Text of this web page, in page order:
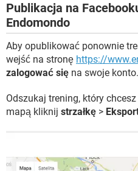
Publikacja na
Endomondo
Aby opublikować ponownie
wejść na stronę https://
zalogować się na swoje konto.
Odszukaj trening, który
mapą kliknij strzałkę >